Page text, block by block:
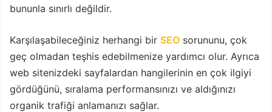
bununla sınırlı değildir.
Karşılaşabileceğiniz herhangi bir SEO sorununu, çok
geç olmadan teşhis edebilmenize yardımcı olur. Ayrıca
web sitenizdeki sayfalardan hangilerinin en çok ilgiyi
gördüğünü, sıralama performansınızı ve aldığınızı
organik trafiği anlamanızı sağlar.